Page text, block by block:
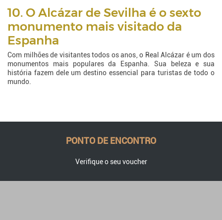
10. O Alcázar de Sevilha é o sexto
monumento mais visitado da
Espanha
Com milhões de visitantes todos os anos, o Real Alcázar é um dos
monumentos mais populares da Espanha. Sua beleza e sua
história fazem dele um destino essencial para turistas de todo o
mundo.
PONTO DE ENCONTRO
Verifique o seu voucher